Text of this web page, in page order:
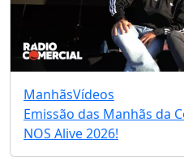
ManhãsVídeos
Emissão das Manhãs da
NOS Alive 2026!